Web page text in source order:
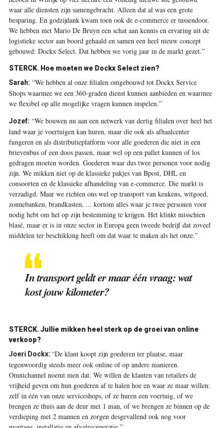
waar alle diensten zijn samengebracht. Alleen dat al was een grote
besparing. En godzijdank kwam toen ook de e-commerce er tussendoor.
We hebben met Mario De Bruyn een schat aan kennis en ervaring uit de
logistieke sector aan boord gehaald en samen een heel nieuw concept
gebouwd: Dockx Select. Dat hebben we vorig jaar in de markt gezet.”
STERCK. Hoe moeten we Dockx Select zien?
Sarah: “We hebben al onze filialen omgebouwd tot Dockx Service
Shops waarmee we een 360-graden dienst kunnen aanbieden en waarmee
we flexibel op alle mogelijke vragen kunnen inspelen.”
Jozef: “We bouwen nu aan een netwerk van dertig filialen over heel het
land waar je voertuigen kan huren, maar die ook als afhaalcenter
fungeren en als distributieplatform voor alle goederen die niet in een
brievenbus of een doos passen, maar wel op een pallet kunnen of los
gedragen moeten worden. Goederen waar dus twee personen voor nodig
zijn. We mikken niet op de klassieke pakjes van Bpost, DHL en
consoorten en de klassieke afhandeling van e-commerce. Die markt is
verzadigd. Maar we richten ons wel op transport van keukens, witgoed,
zonnebanken, brandkasten, ... kortom alles waar je twee personen voor
nodig hebt om het op zijn bestemming te krijgen. Het klinkt misschien
blasé, maar er is in onze sector in Europa geen tweede bedrijf dat zoveel
middelen ter beschikking heeft om dat waar te maken als het onze.”
In transport geldt er maar één vraag: wat
kost jouw kilometer?
STERCK. Jullie mikken heel sterk op de groei van online
verkoop?
Joeri Dockx: “De klant koopt zijn goederen ter plaatse, maar
tegenwoordig steeds meer ook online of op andere manieren.
Omnichannel noemt men dat. We willen de klanten van retailers de
vrijheid geven om hun goederen af te halen hoe en waar ze maar willen:
zelf in één van onze serviceshops, of ze huren een voertuig, of we
brengen ze thuis aan de deur met 1 man, of we brengen ze binnen op de
verdieping met 2 mannen en zorgen desgevallend ook nog voor